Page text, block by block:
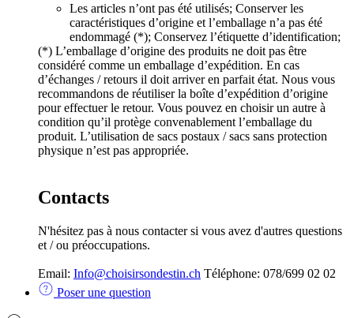
Les articles n’ont pas été utilisés; Conserver les
caractéristiques d’origine et l’emballage n’a pas été
endommagé (*); Conservez l’étiquette d’identification;
(*) L’emballage d’origine des produits ne doit pas être
considéré comme un emballage d’expédition. En cas
d’échanges / retours il doit arriver en parfait état. Nous vous
recommandons de réutiliser la boîte d’expédition d’origine
pour effectuer le retour. Vous pouvez en choisir un autre à
condition qu’il protège convenablement l’emballage du
produit. L’utilisation de sacs postaux / sacs sans protection
physique n’est pas appropriée.
Contacts
N'hésitez pas à nous contacter si vous avez d'autres questions
et / ou préoccupations.
Email: Info@choisirsondestin.ch Téléphone: 078/699 02 02
Poser une question